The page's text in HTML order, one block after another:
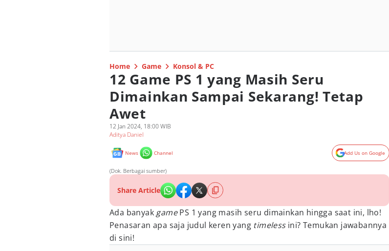
Home Game Konsol & PC
12 Game PS 1 yang Masih Seru
Dimainkan Sampai Sekarang! Tetap
Awet
12 Jan 2024, 18:00 WIB
Aditya Daniel
News Channel Add Us on Google
(Dok. Berbagai sumber)
Share Article
Ada banyak gamePS 1 yang masih seru dimainkan hingga saat ini, lho!
Penasaran apa saja judul keren yang timeless ini? Temukan jawabannya
di sini!